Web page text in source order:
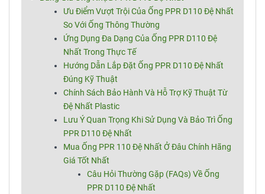
Ưu Điểm Vượt Trội Của Ống PPR D110 Đệ Nhất
So Với Ống Thông Thường
Ứng Dụng Đa Dạng Của Ống PPR D110 Đệ
Nhất Trong Thực Tế
Hướng Dẫn Lắp Đặt Ống PPR D110 Đệ Nhất
Đúng Kỹ Thuật
Chính Sách Bảo Hành Và Hỗ Trợ Kỹ Thuật Từ
Đệ Nhất Plastic
Lưu Ý Quan Trọng Khi Sử Dụng Và Bảo Trì Ống
PPR D110 Đệ Nhất
Mua Ống PPR 110 Đệ Nhất Ở Đâu Chính Hãng
Giá Tốt Nhất
Câu Hỏi Thường Gặp (FAQs) Về Ống
PPR D110 Đệ Nhất